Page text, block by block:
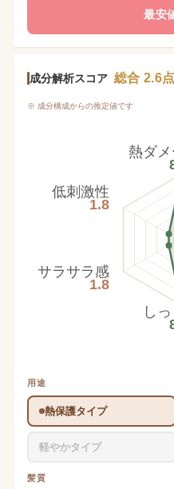
最安
成分解析スコア 総合 2.6点
※ 成分構成からの推定値です
熱ダ
し
サラサラ感
1.8
低刺激性
1.8
用途
熱保護タイプ
軽やかタイプ
髪質